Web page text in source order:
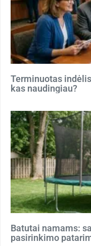
Terminuotas
kas naudingiau?
Batutai namams:
pasirinkimo